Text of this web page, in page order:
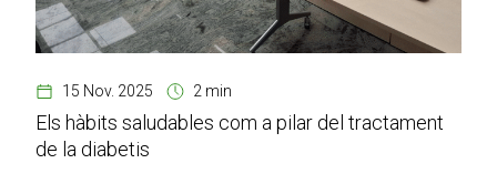
15 Nov. 2025 2 min
Els hàbits saludables com a pilar del tractament
de la diabetis